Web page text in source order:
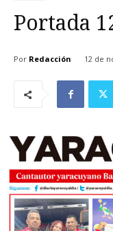
Portada
Por Redacción 12 de